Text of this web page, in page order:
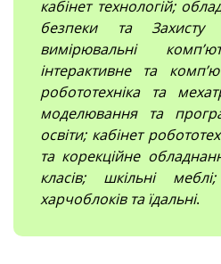
кабінет технологій;
безпеки та Захисту
вимірювальні
інтерактивне та
робототехніка та
моделювання та
освіти; кабінет
та корекційне
класів; шкільні
харчоблоків та їдальні.